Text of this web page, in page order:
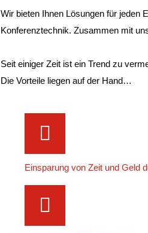
Wir bieten Ihnen Lösungen für jeden
Konferenztechnik. Zusammen mit
Seit einiger Zeit ist ein Trend zu
Die Vorteile liegen auf der Hand…
Einsparung von Zeit und Geld